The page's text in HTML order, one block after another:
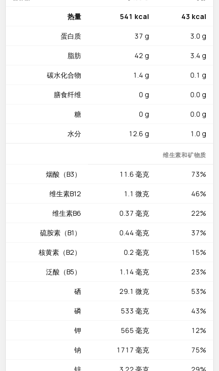
酸（1.14mg）约占23%，二者协同支持碳水化合物代谢和细胞能
量产生。维生素B12（1.1µg）约占46%，有益于神经和血液健
氧化损伤。磷异常丰富达533mg，约占76%，支持骨骼矿化。钾
（565mg）约占16%，有助于部分抵消较高的钠含量
培根是无与伦比的增味利器：撒碎培根在凯撒沙拉上增添口感层
入意大利培根蛋面，热面的温度刚好融化蛋液；用煎培根析出的
和分量。关键在于将培根视为调味级的增味剂而非蛋白质主力，
至于摄入过多钠和饱和脂肪，实现美味与健康的完美平衡，让每
一口都物有所值。
热量 541 kcal 43 kcal
蛋白质 37 g 3.0 g
脂肪 42 g 3.4 g
碳水化合物 1.4 g 0.1 g
膳食纤维 0 g 0.0 g
糖 0 g 0.0 g
水分 12.6 g 1.0 g
维生素和矿物质
烟酸（B3） 11.6 毫克 73%
维生素B12 1.1 微克 46%
维生素B6 0.37 毫克 22%
硫胺素（B1） 0.44 毫克 37%
核黄素（B2） 0.2 毫克 15%
泛酸（B5） 1.14 毫克 23%
硒 29.1 微克 53%
磷 533 毫克 43%
钾 565 毫克 12%
钠 1717 毫克 75%